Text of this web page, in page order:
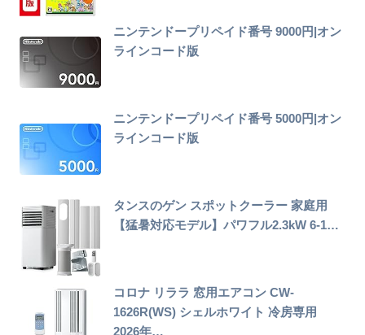
ニンテンドープリペイド番号 9000円|オン
ラインコード版
ニンテンドープリペイド番号 5000円|オン
ラインコード版
タンスのゲン スポットクーラー 家庭用
【猛暑対応モデル】パワフル2.3kW 6-1…
コロナ リララ 窓用エアコン CW-
1626R(WS) シェルホワイト 冷房専用
2026年…